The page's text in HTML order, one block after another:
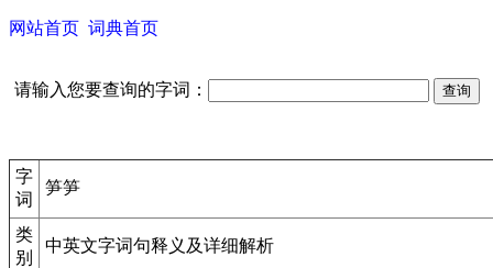
网站首页 词典首页
请输入您要查询的字词：
字
词
笋笋
类
别
中英文字词句释义及详细解析